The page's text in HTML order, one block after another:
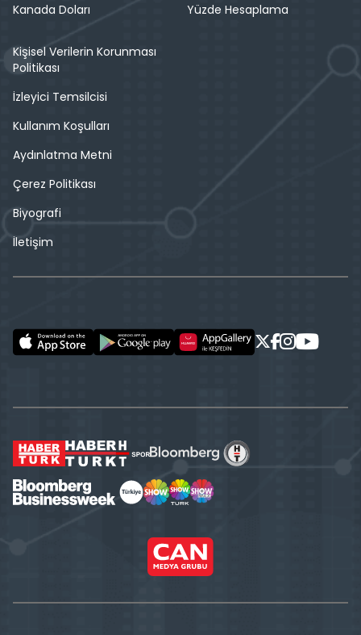
Kanada Doları
Yüzde Hesaplama
Kişisel Verilerin Korunması
Politikası
İzleyici Temsilcisi
Kullanım Koşulları
Aydınlatma Metni
Çerez Politikası
Biyografi
İletişim